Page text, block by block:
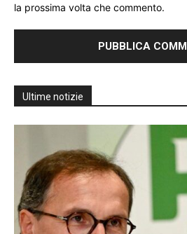
la prossima volta che commento.
Ultime notizie